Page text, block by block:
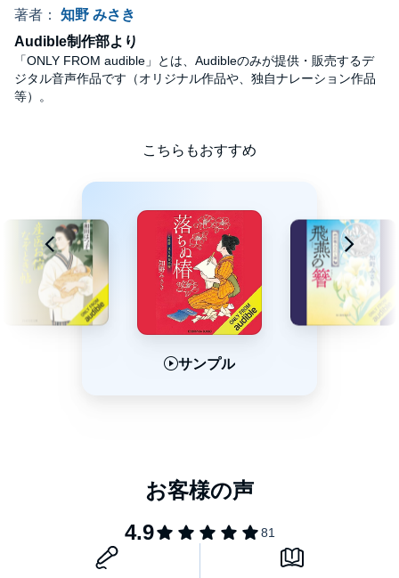
著者： 知野 みさき
Audible制作部より
「ONLY FROM audible」とは、Audibleのみが提供・販売するデ
ジタル音声作品です（オリジナル作品や、独自ナレーション作品
等）。
こちらもおすすめ
サンプル